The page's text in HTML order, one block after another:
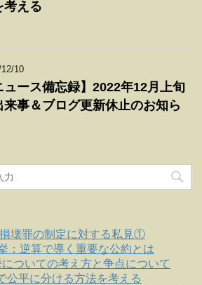
考える
10
ュース備忘録】2022年12月上旬
来事＆ブログ更新休止のお知ら
壊罪の制定に対する私見①
：逆算で導く重要な公約とは
ついての考え方と争点について
公平に分ける方法を考える